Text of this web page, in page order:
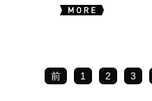
前 1 2 3